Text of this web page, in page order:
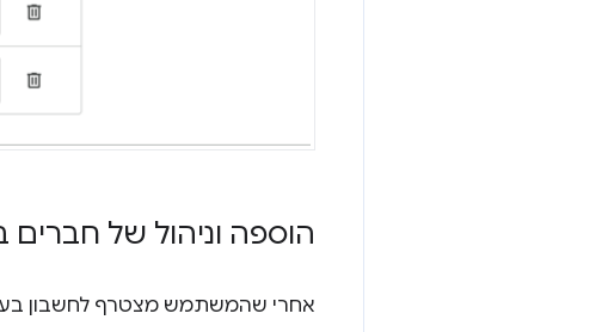
הוספה וניהול של
אחרי שהמשתמש מצטרף לחשבון